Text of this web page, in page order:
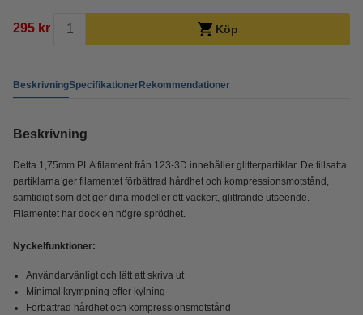
295 kr Köp
BeskrivningSpecifikationerRekommendationer
Beskrivning
Detta 1,75mm PLA filament från 123-3D innehåller glitterpartiklar. De tillsatta
partiklarna ger filamentet förbättrad hårdhet och kompressionsmotstånd,
samtidigt som det ger dina modeller ett vackert, glittrande utseende.
Filamentet har dock en högre sprödhet.
Nyckelfunktioner:
Användarvänligt och lätt att skriva ut
Minimal krympning efter kylning
Förbättrad hårdhet och kompressionsmotstånd